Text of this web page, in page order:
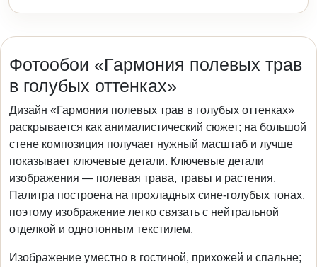
Фотообои «Гармония полевых трав
в голубых оттенках»
Дизайн «Гармония полевых трав в голубых оттенках»
раскрывается как анималистический сюжет; на большой
стене композиция получает нужный масштаб и лучше
показывает ключевые детали. Ключевые детали
изображения — полевая трава, травы и растения.
Палитра построена на прохладных сине-голубых тонах,
поэтому изображение легко связать с нейтральной
отделкой и однотонным текстилем.
Изображение уместно в гостиной, прихожей и спальне;